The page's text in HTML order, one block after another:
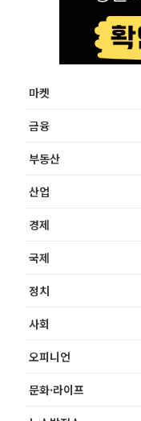
마켓
금융
부동산
산업
경제
국제
정치
사회
오피니언
문화·라이프